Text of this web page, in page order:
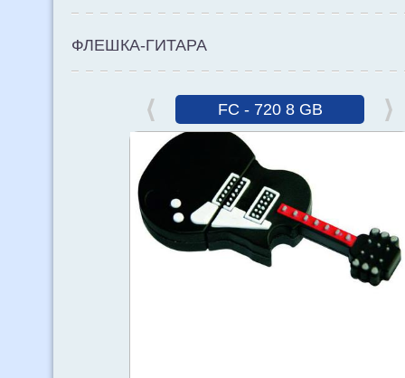
ФЛЕШКА-ГИТАРА
FC - 720 8 GB